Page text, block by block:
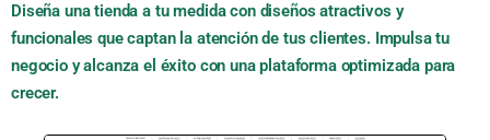
Diseña una tienda a tu medida con diseños atractivos y
funcionales que captan la atención de tus clientes. Impulsa tu
negocio y alcanza el éxito con una plataforma optimizada para
crecer.